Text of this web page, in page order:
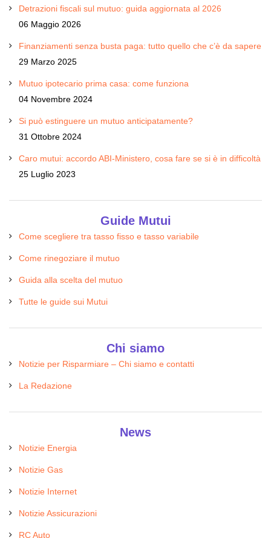
Detrazioni fiscali sul mutuo: guida aggiornata al 2026
06 Maggio 2026
Finanziamenti senza busta paga: tutto quello che c’è da sapere
29 Marzo 2025
Mutuo ipotecario prima casa: come funziona
04 Novembre 2024
Si può estinguere un mutuo anticipatamente?
31 Ottobre 2024
Caro mutui: accordo ABI-Ministero, cosa fare se si è in difficoltà
25 Luglio 2023
Guide Mutui
Come scegliere tra tasso fisso e tasso variabile
Come rinegoziare il mutuo
Guida alla scelta del mutuo
Tutte le guide sui Mutui
Chi siamo
Notizie per Risparmiare – Chi siamo e contatti
La Redazione
News
Notizie Energia
Notizie Gas
Notizie Internet
Notizie Assicurazioni
RC Auto